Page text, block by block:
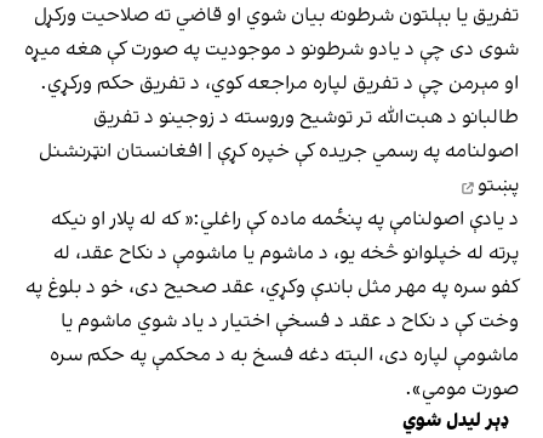
تفریق یا بېلتون شرطونه بیان شوي او قاضي ته صلاحیت ورکړل
شوی دی چې د یادو شرطونو د موجودیت په صورت کې هغه میړه
او مېرمن چې د تفریق لپاره مراجعه کوي، د تفریق حکم ورکړي.
طالبانو د هبت‌الله تر توشیح وروسته د زوجینو د تفریق
اصولنامه په رسمي جریده کې خپره کړې | افغانستان انټرنشنل
پښتو
د یادې اصولنامې په پنځمه ماده کې راغلي:« که له پلار او نیکه
پرته له خپلوانو څخه یو، د ماشوم یا ماشومې د نکاح عقد، له
کفو سره په مهر مثل باندې وکړي، عقد صحیح دی، خو د بلوغ په
وخت کې د نکاح د عقد د فسخې اختیار د یاد شوي ماشوم یا
ماشومې لپاره دی، البته دغه فسخ به د محکمې په حکم سره
صورت مومي».
ډېر لیدل شوي